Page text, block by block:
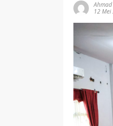
12